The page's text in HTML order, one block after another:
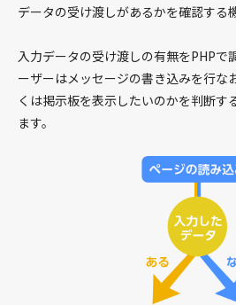
データの受け渡しがあるかを確認する
入力データの受け渡しの有無をPHPで
ーザーはメッセージの書き込みを行な
くは掲示板を表示したいのかを判断す
ます。